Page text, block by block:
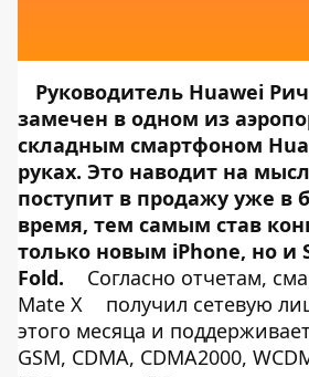
Руководитель Huawei
замечен в одном из
складным смартфоном
руках. Это наводит на
поступит в продажу уже в
время, тем самым став
только новым iPhone, но и
Fold. Согласно отчетам,
Mate X
получил сетевую
этого месяца и
GSM, CDMA, CDMA2000,